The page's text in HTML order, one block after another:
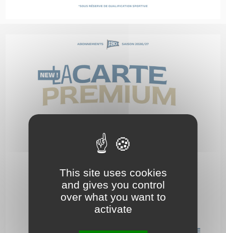
This site uses cookies
and gives you control
over what you want to
activate